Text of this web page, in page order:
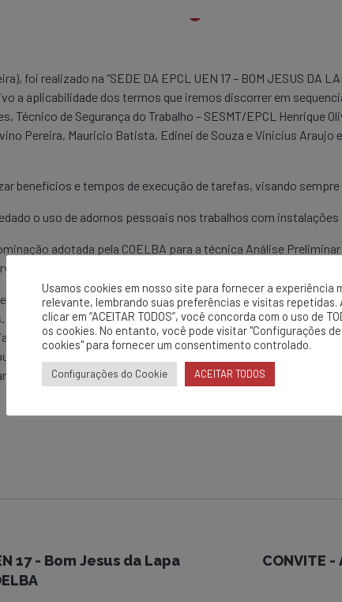
foi realizado na “SEDE DA EPCL UEN 17 – BOM JESUS DA
aplicabilidade dos termos que iremos discorrer em
de Segurança do Trabalho – SESMT/EPCL Henrique
Pereira, Mauricio Batista, Edinei de Souza e Vinicius Araujo e
benefícios e tempos de execução de tarefas, visando sempre
o uso de adornos pessoais nos trabalhos com
adotada pela COELBA para a técnica Análise
antes da sua execução. Esta análise fornece quatro
e riscos.
da ocorrência de tais situações.
perdas.
o livro de atas para o registro deste evento:
17 - Bom Jesus da Lapa
CONVITE
Usamos cookies em nosso site para fornecer a experiência
relevante, lembrando suas preferências e visitas repetidas.
clicar em “ACEITAR TODOS”, você concorda com o uso de
os cookies. No entanto, você pode visitar "Configurações de
cookies" para fornecer um consentimento controlado.
Configurações do Cookie ACEITAR TODOS